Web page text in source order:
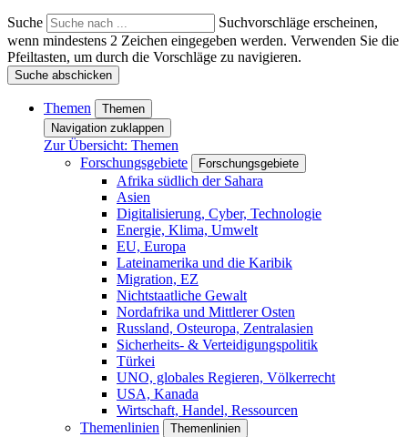
Suche
Suchvorschläge erscheinen,
wenn mindestens 2 Zeichen eingegeben werden. Verwenden Sie die
Pfeiltasten, um durch die Vorschläge zu navigieren.
Suche abschicken
Themen
Themen
Navigation zuklappen
Zur Übersicht: Themen
Forschungsgebiete
Forschungsgebiete
Afrika südlich der Sahara
Asien
Digitalisierung, Cyber, Technologie
Energie, Klima, Umwelt
EU, Europa
Lateinamerika und die Karibik
Migration, EZ
Nichtstaatliche Gewalt
Nordafrika und Mittlerer Osten
Russland, Osteuropa, Zentralasien
Sicherheits- & Verteidigungspolitik
Türkei
UNO, globales Regieren, Völkerrecht
USA, Kanada
Wirtschaft, Handel, Ressourcen
Themenlinien
Themenlinien